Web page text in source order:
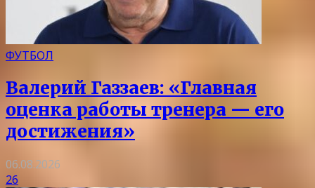
ФУТБОЛ
Валерий Газзаев: «Главная
оценка работы тренера — его
достижения»
06.08.2026
26